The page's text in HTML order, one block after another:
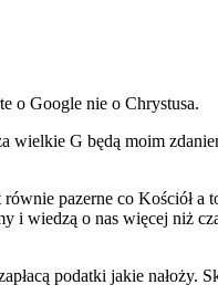
o Google nie o Chrystusa.
wielkie G będą moim
pazerne co Kościół a
i wiedzą o nas więcej niż
podatki jakie nałoży.